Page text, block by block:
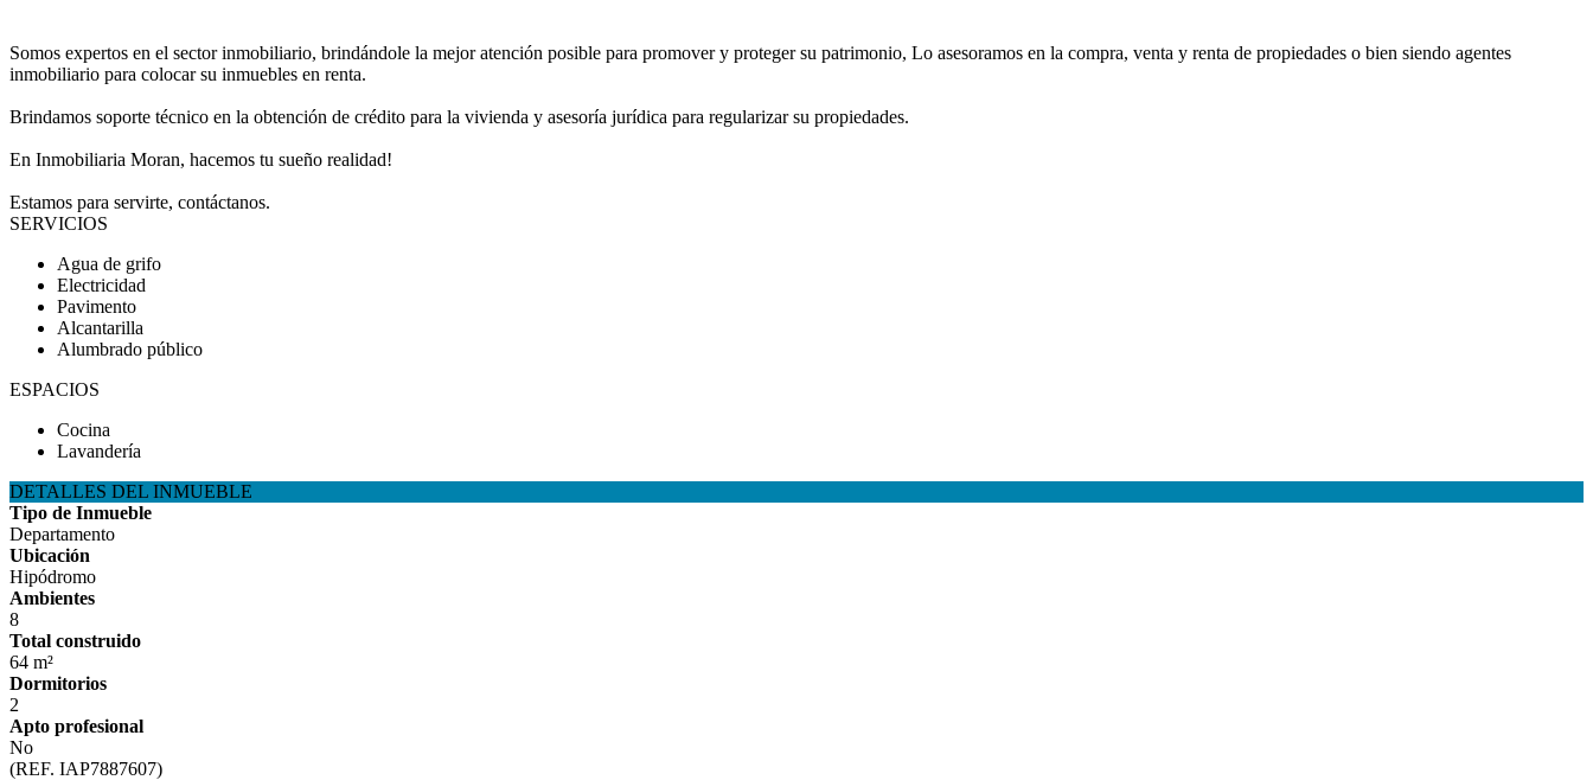
Somos expertos en el sector inmobiliario, brindándole la mejor atención posible para promover y proteger su patrimonio, Lo asesoramos en la compra, venta y renta de propiedades o bien siendo agentes
inmobiliario para colocar su inmuebles en renta.
Brindamos soporte técnico en la obtención de crédito para la vivienda y asesoría jurídica para regularizar su propiedades.
En Inmobiliaria Moran, hacemos tu sueño realidad!
Estamos para servirte, contáctanos.
SERVICIOS
Agua de grifo
Electricidad
Pavimento
Alcantarilla
Alumbrado público
ESPACIOS
Cocina
Lavandería
DETALLES DEL INMUEBLE
Tipo de Inmueble
Departamento
Ubicación
Hipódromo
Ambientes
8
Total construido
64 m²
Dormitorios
2
Apto profesional
No
(REF. IAP7887607)